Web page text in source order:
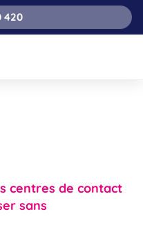
420
centres de contact
sans